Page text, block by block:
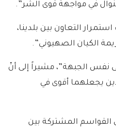
في مواجهة قوى الشر”.
التعاون بين بلدينا،
الكيان الصهيوني”.
الجبهة”، مشيراً إلى أنّ
يجعلهما أقوى في
القواسم المشتركة بين